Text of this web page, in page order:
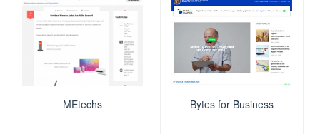
MEtechs Bytes for Business